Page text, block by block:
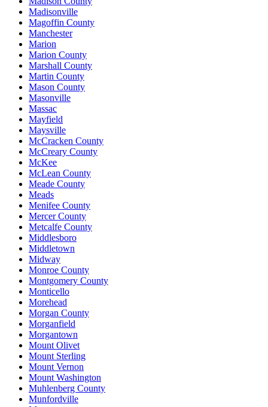
Madisonville
Magoffin County
Manchester
Marion
Marion County
Marshall County
Martin County
Mason County
Masonville
Massac
Mayfield
Maysville
McCracken County
McCreary County
McKee
McLean County
Meade County
Meads
Menifee County
Mercer County
Metcalfe County
Middlesboro
Middletown
Midway
Monroe County
Montgomery County
Monticello
Morehead
Morgan County
Morganfield
Morgantown
Mount Olivet
Mount Sterling
Mount Vernon
Mount Washington
Muhlenberg County
Munfordville